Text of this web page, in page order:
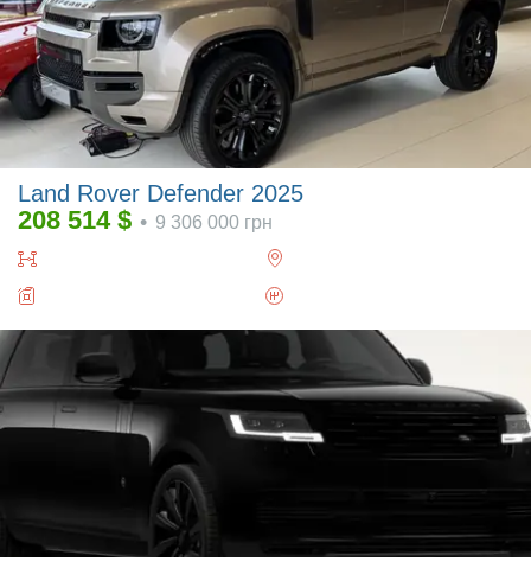
Land Rover Defender 2025
208 514$ • 9 306 000 грн